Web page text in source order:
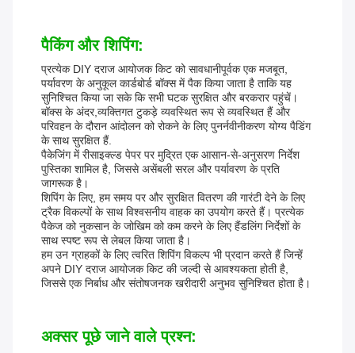
पैकिंग और शिपिंग:
प्रत्येक DIY दराज आयोजक किट को सावधानीपूर्वक एक मजबूत,
पर्यावरण के अनुकूल कार्डबोर्ड बॉक्स में पैक किया जाता है ताकि यह
सुनिश्चित किया जा सके कि सभी घटक सुरक्षित और बरकरार पहुंचें।
बॉक्स के अंदर,व्यक्तिगत टुकड़े व्यवस्थित रूप से व्यवस्थित हैं और
परिवहन के दौरान आंदोलन को रोकने के लिए पुनर्नवीनीकरण योग्य पैडिंग
के साथ सुरक्षित हैं.
पैकेजिंग में रीसाइक्ल्ड पेपर पर मुद्रित एक आसान-से-अनुसरण निर्देश
पुस्तिका शामिल है, जिससे असेंबली सरल और पर्यावरण के प्रति
जागरूक है।
शिपिंग के लिए, हम समय पर और सुरक्षित वितरण की गारंटी देने के लिए
ट्रैक विकल्पों के साथ विश्वसनीय वाहक का उपयोग करते हैं। प्रत्येक
पैकेज को नुकसान के जोखिम को कम करने के लिए हैंडलिंग निर्देशों के
साथ स्पष्ट रूप से लेबल किया जाता है।
हम उन ग्राहकों के लिए त्वरित शिपिंग विकल्प भी प्रदान करते हैं जिन्हें
अपने DIY दराज आयोजक किट की जल्दी से आवश्यकता होती है,
जिससे एक निर्बाध और संतोषजनक खरीदारी अनुभव सुनिश्चित होता है।
अक्सर पूछे जाने वाले प्रश्न: